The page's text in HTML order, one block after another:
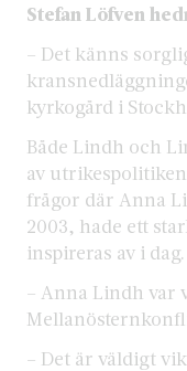
Stefan Löfven
– Det känns
kyrkogård i
Både Lindh och
av
frågor där Anna
2003, hade ett
inspireras av i dag.
– Anna Lindh var
– Det är väldigt